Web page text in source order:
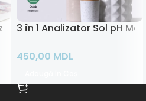
si Sauna Faciala
3 în 1 Analizator Sol pH
450,00 MDL